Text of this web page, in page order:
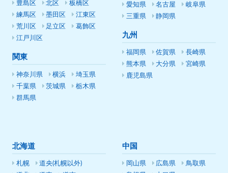
豊島区
北区
板橋区
練馬区
墨田区
江東区
荒川区
足立区
葛飾区
江戸川区
関東
神奈川県 横浜
埼玉県
千葉県
茨城県
栃木県
群馬県
愛知県 名古屋
岐阜県
三重県
静岡県
九州
福岡県 佐賀県
長崎県
熊本県
大分県
宮崎県
鹿児島県
北海道
札幌
道央(札幌以外)
中国
岡山県 広島県
鳥取県